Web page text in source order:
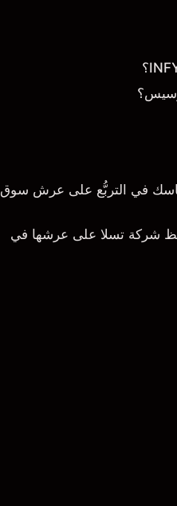
ماسك في التربُّع على عرش سوق
شركة تسلا على عرشها في